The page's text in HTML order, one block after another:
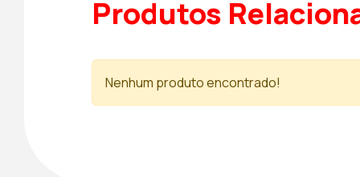
Produtos
Nenhum produto encontrado!